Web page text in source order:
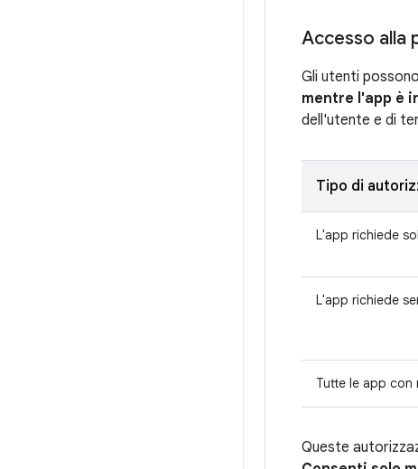
Accesso alla
Gli utenti
mentre l'app è
dell'utente e di
Tipo di
L'app richiede
L'app richiede
Tutte le app con
Queste